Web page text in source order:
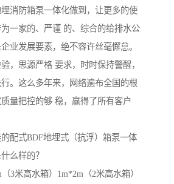
消防箱泵一体化做到，让更多的使
一家的、严谨 的、综合的给排水公
业发展要素，绝不容许丝毫懈怠。
，思源严格 要求，时时保持警醒，
。这么多年来，网络遍布全国的根
量把控的够 稳，赢得了所有客户
配式BDF地埋式（抗浮）箱泵一体
么样的？
3米高水箱）1m*2m（2米高水箱）